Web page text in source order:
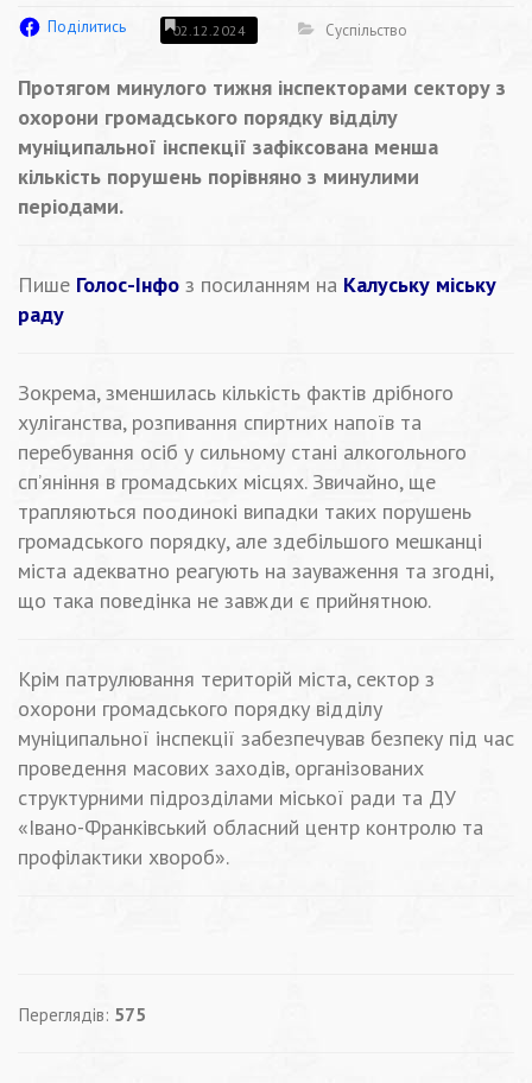
Поділитись 02.12.2024 Суспільство
Протягом минулого тижня інспекторами сектору з
охорони громадського порядку відділу
муніципальної інспекції зафіксована менша
кількість порушень порівняно з минулими
періодами.
Пише Голос-Інфо з посиланням на Калуську міську
раду
Зокрема, зменшилась кількість фактів дрібного
хуліганства, розпивання спиртних напоїв та
перебування осіб у сильному стані алкогольного
сп’яніння в громадських місцях. Звичайно, ще
трапляються поодинокі випадки таких порушень
громадського порядку, але здебільшого мешканці
міста адекватно реагують на зауваження та згодні,
що така поведінка не завжди є прийнятною.
Крім патрулювання територій міста, сектор з
охорони громадського порядку відділу
муніципальної інспекції забезпечував безпеку під час
проведення масових заходів, організованих
структурними підрозділами міської ради та ДУ
«Івано-Франківський обласний центр контролю та
профілактики хвороб».
Переглядів: 575